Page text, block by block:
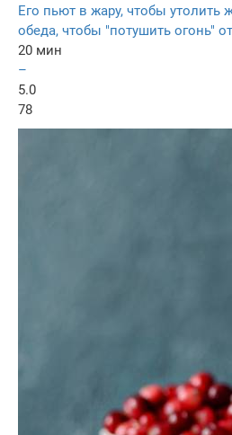
Его пьют в жару, чтобы утолить
обеда, чтобы "потушить огонь"
20 мин
–
5.0
78